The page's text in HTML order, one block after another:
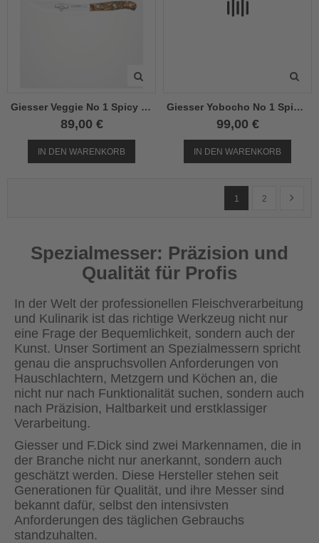
Giesser Veggie No 1 Spicy Orange
89,00 €
IN DEN WARENKORB
Giesser Yobocho No 1 Spicy Orange
99,00 €
IN DEN WARENKORB
1
2
Weiter
Spezialmesser: Präzision und
Qualität für Profis
In der Welt der professionellen Fleischverarbeitung
und Kulinarik ist das richtige Werkzeug nicht nur
eine Frage der Bequemlichkeit, sondern auch der
Kunst. Unser Sortiment an Spezialmessern spricht
genau die anspruchsvollen Anforderungen von
Hauschlachtern, Metzgern und Köchen an, die
nicht nur nach Funktionalität suchen, sondern auch
nach Präzision, Haltbarkeit und erstklassiger
Verarbeitung.
Giesser und F.Dick sind zwei Markennamen, die in
der Branche nicht nur anerkannt, sondern auch
geschätzt werden. Diese Hersteller stehen seit
Generationen für Qualität, und ihre Messer sind
bekannt dafür, selbst den intensivsten
Anforderungen des täglichen Gebrauchs
standzuhalten.